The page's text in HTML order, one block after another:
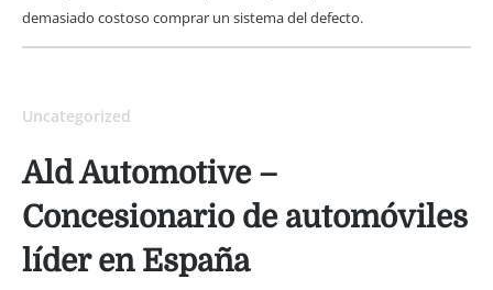
demasiado costoso comprar un sistema del defecto.
Uncategorized
Ald Automotive –
Concesionario de automóviles
líder en España